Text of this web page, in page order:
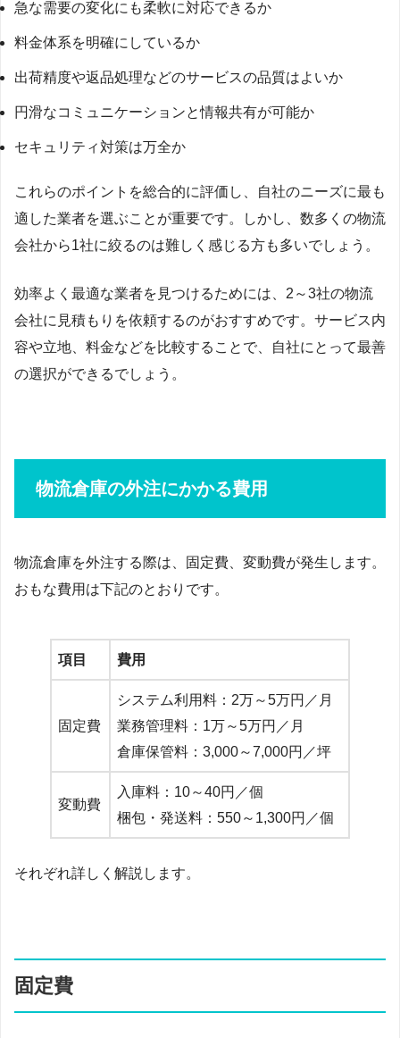
急な需要の変化にも柔軟に対応できるか
料金体系を明確にしているか
出荷精度や返品処理などのサービスの品質はよいか
円滑なコミュニケーションと情報共有が可能か
セキュリティ対策は万全か
これらのポイントを総合的に評価し、自社のニーズに最も
適した業者を選ぶことが重要です。しかし、数多くの物流
会社から1社に絞るのは難しく感じる方も多いでしょう。
効率よく最適な業者を見つけるためには、2～3社の物流
会社に見積もりを依頼するのがおすすめです。サービス内
容や立地、料金などを比較することで、自社にとって最善
の選択ができるでしょう。
物流倉庫の外注にかかる費用
物流倉庫を外注する際は、固定費、変動費が発生します。
おもな費用は下記のとおりです。
項目 費用
固定費
システム利用料：2万～5万円／月
業務管理料：1万～5万円／月
倉庫保管料：3,000～7,000円／坪
変動費
入庫料：10～40円／個
梱包・発送料：550～1,300円／個
それぞれ詳しく解説します。
固定費